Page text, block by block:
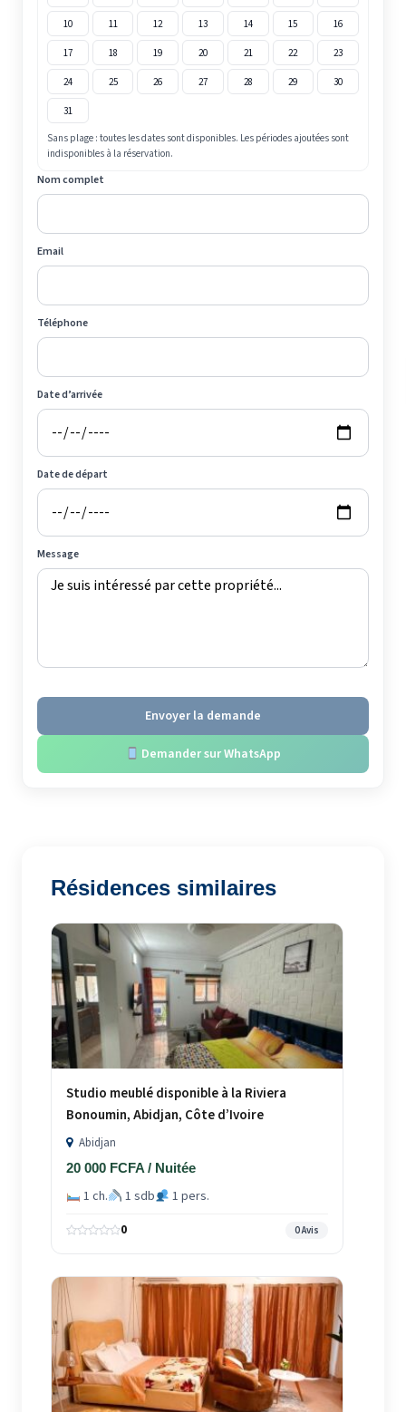
10 11 12 13 14 15 16
17 18 19 20 21 22 23
24 25 26 27 28 29 30
31
Sans plage : toutes les dates sont disponibles. Les périodes ajoutées sont
indisponibles à la réservation.
Nom complet
Email
Téléphone
Date d’arrivée
Date de départ
Message
Envoyer la demande
Demander sur WhatsApp
Résidences similaires
Studio meublé disponible à la Riviera
Bonoumin, Abidjan, Côte d’Ivoire
Abidjan
20 000 FCFA / Nuitée
1 ch. 1 sdb 1 pers.
0 0 Avis